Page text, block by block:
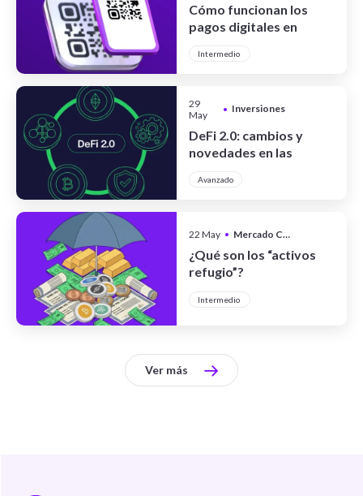
Cómo funcionan los
pagos digitales en
Intermedio
29
May
• Inversiones
DeFi 2.0: cambios y
novedades en las
descentralizadas
Avanzado
22 May • Mercado Cripto
¿Qué son los “activos
refugio”?
Intermedio
Ver más